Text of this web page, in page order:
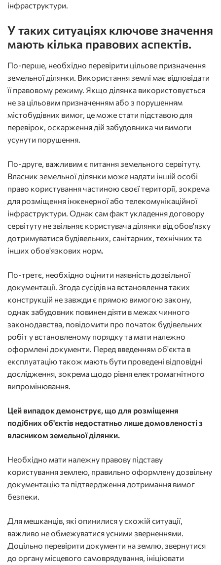
інфраструктури.
У таких ситуаціях ключове значення
мають кілька правових аспектів.
По-перше, необхідно перевірити цільове призначення
земельної ділянки. Використання землі має відповідати
її правовому режиму. Якщо ділянка використовується
не за цільовим призначенням або з порушенням
містобудівних вимог, це може стати підставою для
перевірок, оскарження дій забудовника чи вимоги
усунути порушення.
По-друге, важливим є питання земельного сервітуту.
Власник земельної ділянки може надати іншій особі
право користування частиною своєї території, зокрема
для розміщення інженерної або телекомунікаційної
інфраструктури. Однак сам факт укладення договору
сервітуту не звільняє користувача ділянки від обов'язку
дотримуватися будівельних, санітарних, технічних та
інших обов'язкових норм.
По-третє, необхідно оцінити наявність дозвільної
документації. Згода сусідів на встановлення таких
конструкцій не завжди є прямою вимогою закону,
однак забудовник повинен діяти в межах чинного
законодавства, повідомити про початок будівельних
робіт у встановленому порядку та мати належно
оформлені документи. Перед введенням об'єкта в
експлуатацію також мають бути проведені відповідні
дослідження, зокрема щодо рівня електромагнітного
випромінювання.
Цей випадок демонструє, що для розміщення
подібних об'єктів недостатньо лише домовленості з
власником земельної ділянки.
Необхідно мати належну правову підставу
користування землею, правильно оформлену дозвільну
документацію та підтвердження дотримання вимог
безпеки.
Для мешканців, які опинилися у схожій ситуації,
важливо не обмежуватися усними зверненнями.
Доцільно перевірити документи на землю, звернутися
до органу місцевого самоврядування, ініціювати